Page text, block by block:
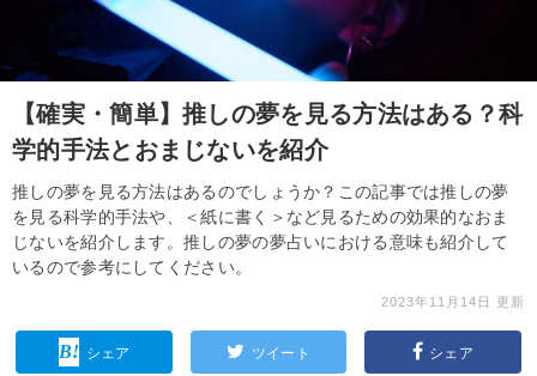
【確実・簡単】推しの夢を見る方法はある？科
学的手法とおまじないを紹介
推しの夢を見る方法はあるのでしょうか？この記事では推しの夢
を見る科学的手法や、＜紙に書く＞など見るための効果的なおま
じないを紹介します。推しの夢の夢占いにおける意味も紹介して
いるので参考にしてください。
2023年11月14日 更新
シェア ツイート シェア